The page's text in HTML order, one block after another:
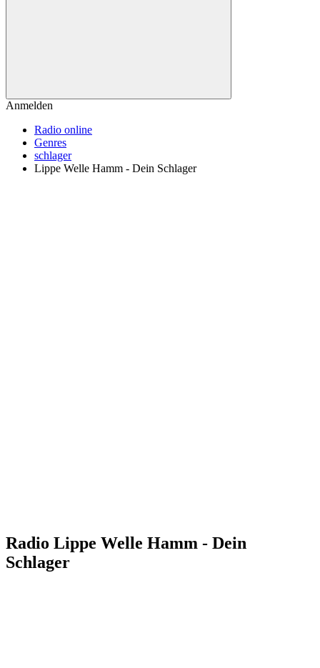
Anmelden
Radio online
Genres
schlager
Lippe Welle Hamm - Dein Schlager
Radio Lippe Welle Hamm - Dein
Schlager